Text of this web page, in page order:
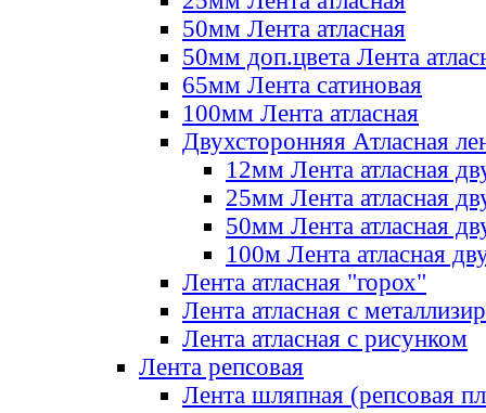
50мм Лента атласная
50мм доп.цвета Лента
65мм Лента сатиновая
100мм Лента атласная
Двухсторонняя Атласная
12мм Лента атласная
25мм Лента атласная
50мм Лента атласная
100м Лента атласная
Лента атласная "горох"
Лента атласная с
Лента атласная с рисунком
Лента репсовая
Лента шляпная (репсовая